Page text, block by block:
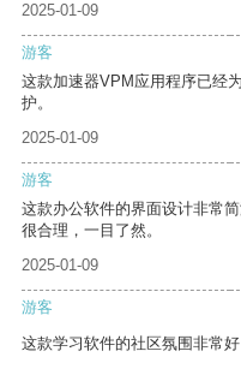
2025-01-09
游客
这款加速器VPM应用程序已经
护。
2025-01-09
游客
这款办公软件的界面设计非常
很合理，一目了然。
2025-01-09
游客
这款学习软件的社区氛围非常